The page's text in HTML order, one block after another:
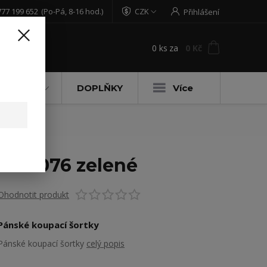
CZK Přihlášení
199 652 (Po-Pá, 8-16 hod.)
0 ks za 0 Kč
DOPLŇKY Více
4076 zelené
produkt
koupací šortky
koupací šortky celý popis